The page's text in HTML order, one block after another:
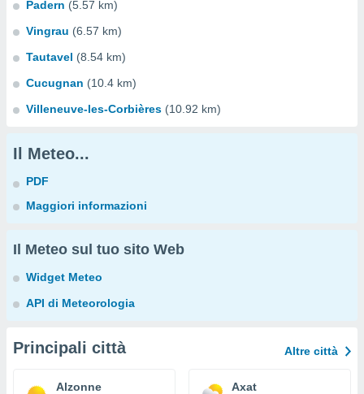
Padern (5.57 km)
Vingrau (6.57 km)
Tautavel (8.54 km)
Cucugnan (10.4 km)
Villeneuve-les-Corbières (10.92 km)
Il Meteo...
PDF
Maggiori informazioni
Il Meteo sul tuo sito Web
Widget Meteo
API di Meteorologia
Principali città Altre città
Alzonne Axat